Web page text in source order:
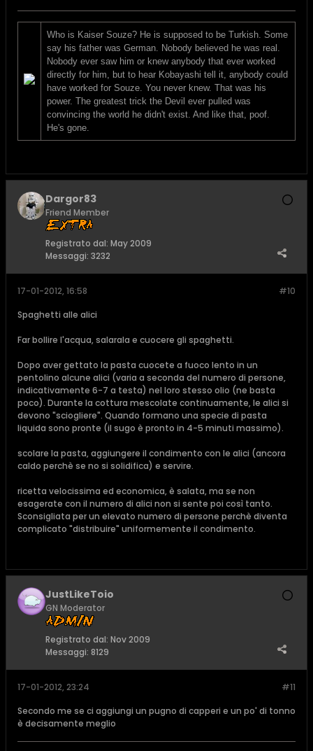
Who is Kaiser Souze? He is supposed to be Turkish. Some
say his father was German. Nobody believed he was real.
Nobody ever saw him or knew anybody that ever worked
directly for him, but to hear Kobayashi tell it, anybody could
have worked for Souze. You never knew. That was his
power. The greatest trick the Devil ever pulled was
convincing the world he didn't exist. And like that, poof.
He's gone.
Dargor83
Friend Member
Registrato dal: May 2009
Messaggi: 3232
#10
17-01-2012, 16:58
Spaghetti alle alici
Far bollire l'acqua, salarala e cuocere gli spaghetti.
Dopo aver gettato la pasta cuocete a fuoco lento in un
pentolino alcune alici (varia a seconda del numero di persone,
indicativamente 6-7 a testa) nel loro stesso olio (ne basta
poco). Durante la cottura mescolate continuamente, le alici si
devono "sciogliere". Quando formano una specie di pasta
liquida sono pronte (il sugo è pronto in 4-5 minuti massimo).
scolare la pasta, aggiungere il condimento con le alici (ancora
caldo perchè se no si solidifica) e servire.
ricetta velocissima ed economica, è salata, ma se non
esagerate con il numero di alici non si sente poi così tanto.
Sconsigliata per un elevato numero di persone perchè diventa
complicato "distribuire" uniformemente il condimento.
JustLikeToio
GN Moderator
Registrato dal: Nov 2009
Messaggi: 8129
#11
17-01-2012, 23:24
Secondo me se ci aggiungi un pugno di capperi e un po' di tonno
è decisamente meglio